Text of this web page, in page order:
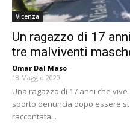
Vicenza
Un ragazzo di 17
tre malviventi
Omar Dal Maso -
18 Maggio 2020
Una ragazzo di 17 anni che
sporto denuncia dopo essere
raccontata...